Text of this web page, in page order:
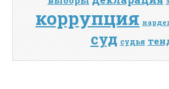
коррупция
суд судья